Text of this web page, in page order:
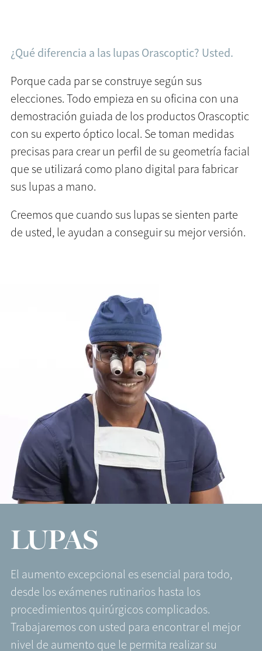
¿Qué diferencia a las lupas Orascoptic? Usted.
Porque cada par se construye según sus
elecciones. Todo empieza en su oficina con una
demostración guiada de los productos Orascoptic
con su experto óptico local. Se toman medidas
precisas para crear un perfil de su geometría facial
que se utilizará como plano digital para fabricar
sus lupas a mano.
Creemos que cuando sus lupas se sienten parte
de usted, le ayudan a conseguir su mejor versión.
LUPAS
El aumento excepcional es esencial para todo,
desde los exámenes rutinarios hasta los
procedimientos quirúrgicos complicados.
Trabajaremos con usted para encontrar el mejor
nivel de aumento que le permita realizar su